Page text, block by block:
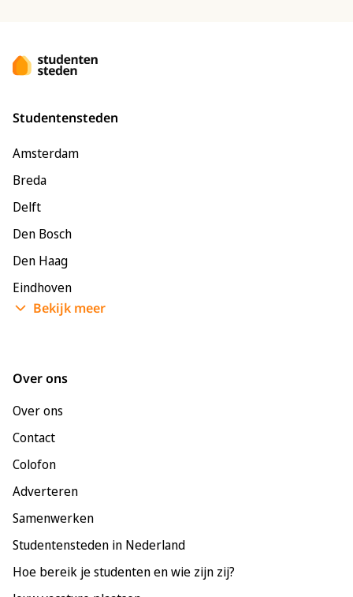
Studentensteden
Amsterdam
Breda
Delft
Den Bosch
Den Haag
Eindhoven
Enschede
Bekijk meer
Over ons
Over ons
Contact
Colofon
Adverteren
Samenwerken
Studentensteden in Nederland
Hoe bereik je studenten en wie zijn zij?